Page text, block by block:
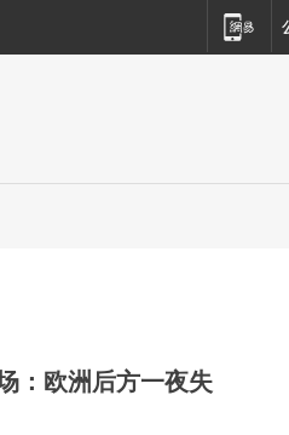
：欧洲后方一夜失